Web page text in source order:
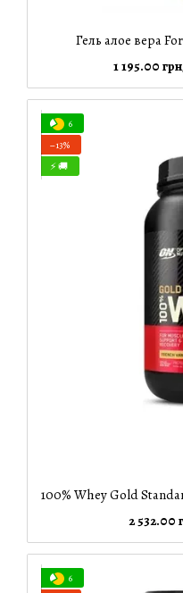
Гель алое вера
1 195.00
6
−13%
⚡ 🚚
2 532.00
6